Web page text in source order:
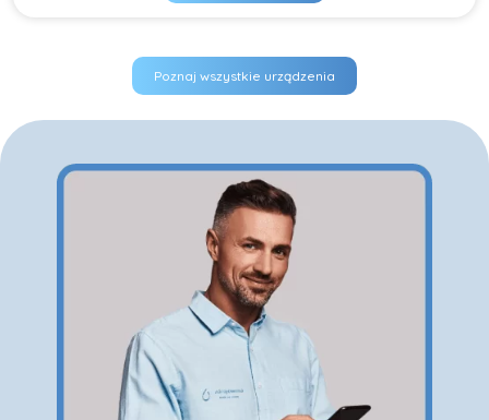
Poznaj wszystkie urządzenia